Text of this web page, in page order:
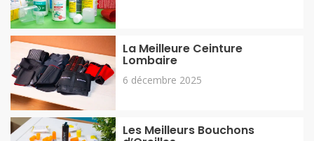
La Meilleure Ceinture
Lombaire
6 décembre 2025
Les Meilleurs Bouchons